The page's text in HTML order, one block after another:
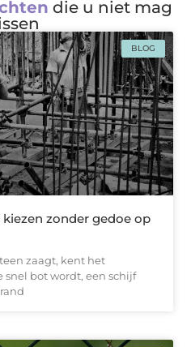
die u niet mag
BLOG
zonder gedoe op
zaagt, kent het
snel bot wordt, een schijf